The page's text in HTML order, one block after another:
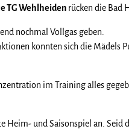
TG Wehlheidenrücken die Bad
nochmal Vollgas geben.
konnten sich die Mädels
im Training alles
Heim- und Saisonspiel an.